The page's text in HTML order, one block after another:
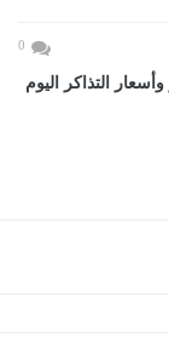
0
التذاكر اليوم